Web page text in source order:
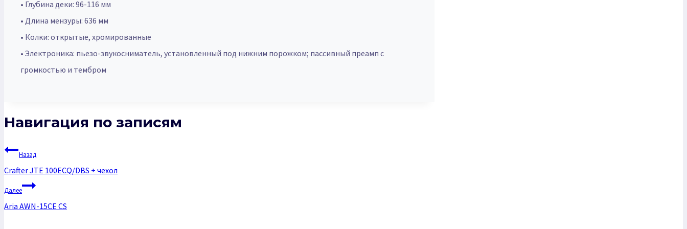
• Глубина деки: 96-116 мм
• Длина мензуры: 636 мм
• Колки: открытые, хромированные
• Электроника: пьезо-звукосниматель, установленный под нижним порожком; пассивный преамп с
громкостью и тембром
Навигация по записям
Назад
Crafter JTE 100ECQ/DBS + чехол
Далее
Aria AWN-15CE CS